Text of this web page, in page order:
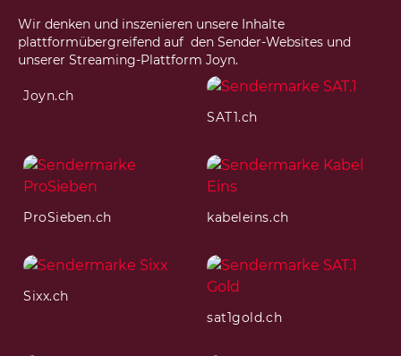
Wir denken und inszenieren unsere Inhalte
plattformübergreifend auf den Sender-Websites und
unserer Streaming-Plattform Joyn.
Joyn.ch
SAT1.ch
ProSieben.ch kabeleins.ch
Sixx.ch
sat1gold.ch